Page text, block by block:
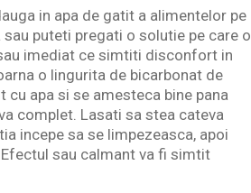
in apa de gatit a alimentelor pe
puteti pregati o solutie pe care o
imediat ce simtiti disconfort in
o lingurita de bicarbonat de
cu apa si se amesteca bine pana
complet. Lasati sa stea cateva
incepe sa se limpezeasca, apoi
sau calmant va fi simtit